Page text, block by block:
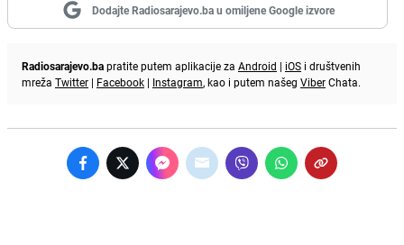
Dodajte Radiosarajevo.ba u omiljene Google izvore
Radiosarajevo.bapratite putem aplikacije za Android | iOS i društvenih
mreža Twitter | Facebook | Instagram, kao i putem našeg ViberChata.